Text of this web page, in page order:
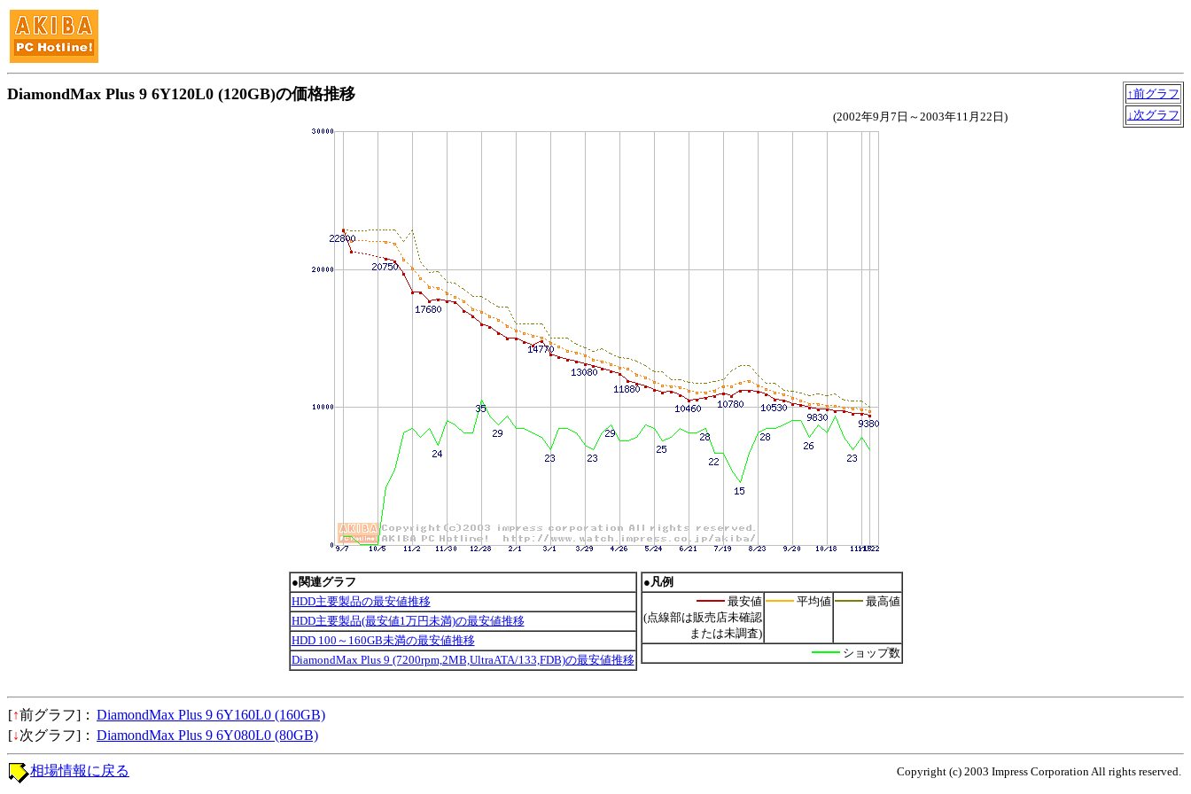
DiamondMax Plus 9 6Y120L0 (120GB)の価格推移
↑前グラフ
↓次グラフ
(2002年9月7日～2003年11月22日)
●関連グラフ
HDD主要製品の最安値推移
HDD主要製品(最安値1万円未満)の最安値推移
HDD 100～160GB未満の最安値推移
DiamondMax Plus 9 (7200rpm,2MB,UltraATA/133,FDB)の最安値推移
●凡例
最安値
(点線部は販売店未確認
または未調査)
平均値 最高値
ショップ数
[↑前グラフ]： DiamondMax Plus 9 6Y160L0 (160GB)
[↓次グラフ]： DiamondMax Plus 9 6Y080L0 (80GB)
Copyright (c) 2003 Impress Corporation All rights reserved.
相場情報に戻る